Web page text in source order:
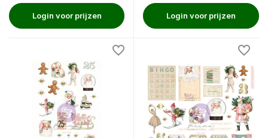
Login voor prijzen Login voor prijzen